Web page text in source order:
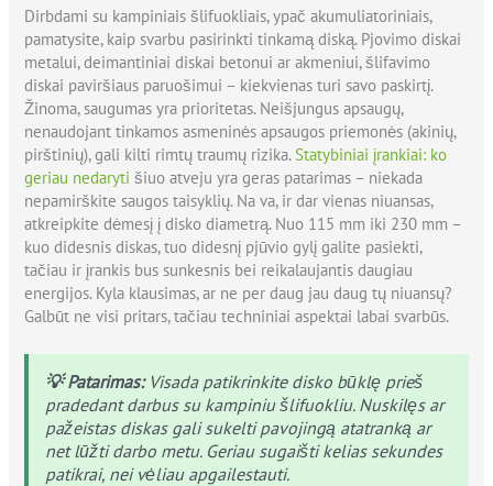
Dirbdami su kampiniais šlifuokliais, ypač akumuliatoriniais,
pamatysite, kaip svarbu pasirinkti tinkamą diską. Pjovimo diskai
metalui, deimantiniai diskai betonui ar akmeniui, šlifavimo
diskai paviršiaus paruošimui – kiekvienas turi savo paskirtį.
Žinoma, saugumas yra prioritetas. Neišjungus apsaugų,
nenaudojant tinkamos asmeninės apsaugos priemonės (akinių,
pirštinių), gali kilti rimtų traumų rizika. Statybiniai įrankiai: ko
geriau nedaryti šiuo atveju yra geras patarimas – niekada
nepamirškite saugos taisyklių. Na va, ir dar vienas niuansas,
atkreipkite dėmesį į disko diametrą. Nuo 115 mm iki 230 mm –
kuo didesnis diskas, tuo didesnį pjūvio gylį galite pasiekti,
tačiau ir įrankis bus sunkesnis bei reikalaujantis daugiau
energijos. Kyla klausimas, ar ne per daug jau daug tų niuansų?
Galbūt ne visi pritars, tačiau techniniai aspektai labai svarbūs.
💡 Patarimas:Visada patikrinkite disko būklę prieš
pradedant darbus su kampiniu šlifuokliu. Nuskilęs ar
pažeistas diskas gali sukelti pavojingą atatranką ar
net lūžti darbo metu. Geriau sugaišti kelias sekundes
patikrai, nei vėliau apgailestauti.